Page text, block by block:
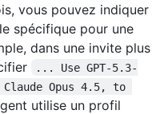
vous pouvez indiquer
spécifique pour une
dans une invite plus
... Use GPT-5.3-
Opus 4.5, to
utilise un profil